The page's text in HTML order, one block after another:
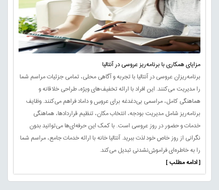
مزایای همکاری با برنامه‌ریز عروسی در آنتالیا
برنامه‌ریزان عروسی در آنتالیا با تجربه و آگاهی محلی، تمامی جزئیات مراسم شما
را مدیریت می‌کنند. این افراد با ارائه تخفیف‌های ویژه، طراحی خلاقانه و
هماهنگی کامل، مراسمی بی‌دغدغه برای عروس و داماد فراهم می‌کنند. وظایف
برنامه‌ریز شامل مدیریت بودجه، انتخاب مکان، تنظیم قراردادها، هماهنگی
خدمات و حضور در روز عروسی است. با کمک این حرفه‌ای‌ها می‌توانید بدون
نگرانی از روز خاص خود لذت ببرید. آنتالیا خانه با ارائه خدمات جامع، مراسم شما
را به خاطره‌ای فراموش‌نشدنی تبدیل می‌کند.
[ ادامه مطلب ]